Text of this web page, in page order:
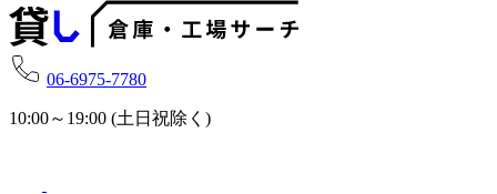
06-6975-7780
10:00～19:00 (土日祝除く)